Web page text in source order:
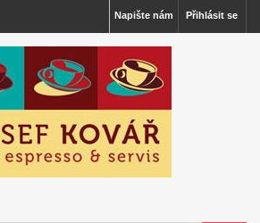
Přihlásit se
Napište nám